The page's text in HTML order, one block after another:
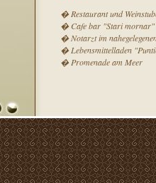
� Restaurant und
� Cafe bar "Stari mornar"
� Notarzt im
� Lebensmittelladen
� Promenade am Meer